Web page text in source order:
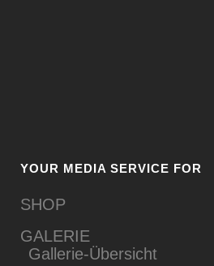
YOUR MEDIA SERVICE FOR
SHOP
GALERIE
Gallerie-Übersicht